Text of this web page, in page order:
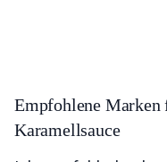
Empfohlene Marken
Karamellsauce